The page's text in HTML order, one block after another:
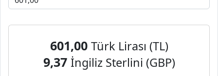
601,00 Türk Lirası (TL)
9,37 İngiliz Sterlini (GBP)